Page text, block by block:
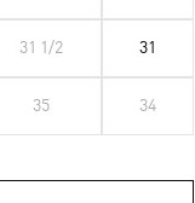
31
31 1/2
34
35